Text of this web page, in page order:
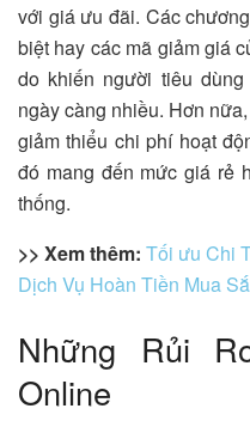
với giá ưu đãi. Các
biệt hay các mã giảm giá
do khiến người tiêu
ngày càng nhiều. Hơn
giảm thiểu chi phí hoạt
đó mang đến mức giá rẻ
thống.
>> Xem thêm: Tối ưu Chi
Dịch Vụ Hoàn Tiền Mua
Những Rủi
Online